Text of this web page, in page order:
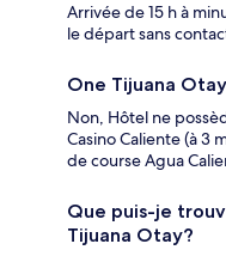
Arrivée de 15 h à
le départ sans
One Tijuana
Non, Hôtel ne
Casino Caliente (à 3
de course Agua
Que puis-je
Tijuana Otay?